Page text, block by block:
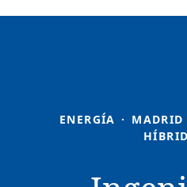
ENERGÍA · MADRID